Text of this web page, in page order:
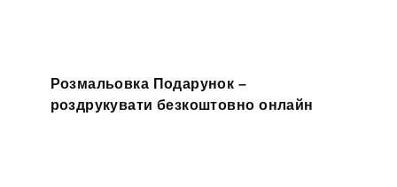
Розмальовка Подарунок –
роздрукувати безкоштовно онлайн